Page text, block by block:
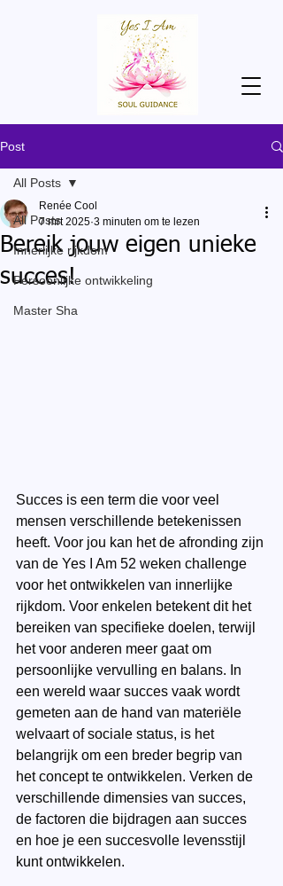
Post
All Posts
Innerlijke rijkdom
Persoonlijke ontwikkeling
Master Sha
All Posts
Bereik jouw eigen unieke
succes!
Renée Cool
7 mrt 2025 3 minuten om te lezen
Succes is een term die voor veel
mensen verschillende betekenissen
heeft. Voor jou kan het de afronding zijn
van de Yes I Am 52 weken challenge
voor het ontwikkelen van innerlijke
rijkdom. Voor enkelen betekent dit het
bereiken van specifieke doelen, terwijl
het voor anderen meer gaat om
persoonlijke vervulling en balans. In
een wereld waar succes vaak wordt
gemeten aan de hand van materiële
welvaart of sociale status, is het
belangrijk om een breder begrip van
het concept te ontwikkelen. Verken de
verschillende dimensies van succes,
de factoren die bijdragen aan succes
en hoe je een succesvolle levensstijl
kunt ontwikkelen.